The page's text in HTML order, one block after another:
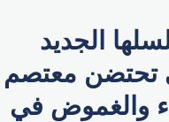
الجديد
تحتضن معتصم
والغموض في